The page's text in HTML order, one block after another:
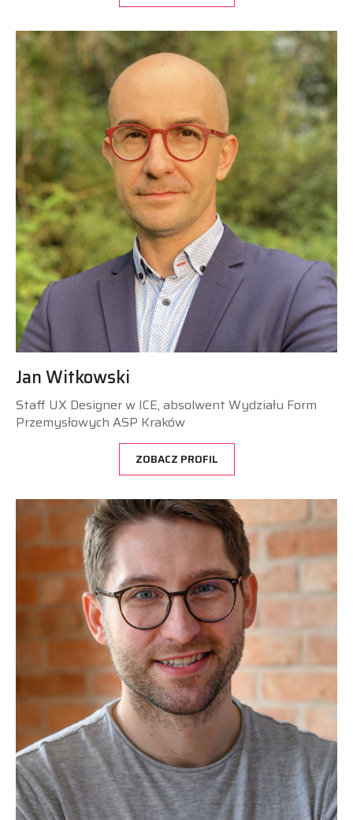
Jan Witkowski
Staff UX Designer w ICE, absolwent Wydziału Form
Przemysłowych ASP Kraków
ZOBACZ PROFIL